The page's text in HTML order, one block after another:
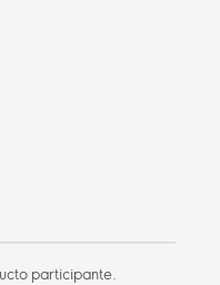
participante.